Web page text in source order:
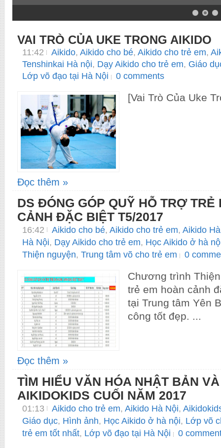
VAI TRÒ CỦA UKE TRONG AIKIDO
11:42 Aikido, Aikido cho bé, Aikido cho trẻ em,
Tenshinkai Hà nội, Dạy Aikido cho trẻ em, Giáo
Lớp võ đạo tại Hà Nội
0 comments
[Vai Trò Của Uke
Đọc thêm »
DS ĐÓNG GÓP QUỸ HỖ TRỢ TRẺ
CẢNH ĐẶC BIỆT T5/2017
16:42 Aikido cho bé, Aikido cho trẻ em, Aikido
Hà Nội, Dạy Aikido cho trẻ em, Học Aikido ở hà
Thiện nguyện, Trung tâm võ cho trẻ em 0
Chương trình
trẻ em hoàn cảnh
tại Trung tâm Yên
công tốt đẹp. ...
Đọc thêm »
TÌM HIỂU VĂN HÓA NHẬT BẢN
AIKIDOKIDS CUỐI NĂM 2017
01:13 Aikido cho trẻ em, Aikido Hà Nội,
Giáo dục, Hình ảnh, Học Aikido ở hà nội, Lớp võ
trẻ em tốt nhất, Lớp võ đạo tại Hà Nội 0